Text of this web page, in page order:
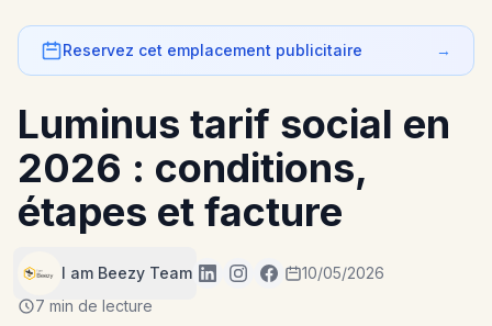
Reservez cet emplacement publicitaire →
Luminus tarif social en
2026 : conditions,
étapes et facture
I am Beezy Team
10/05/2026
7 min de lecture